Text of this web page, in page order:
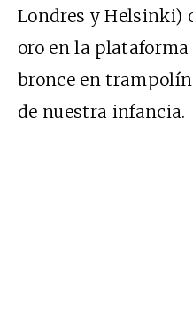
Londres y Helsinki)
oro en la
bronce en
de nuestra infancia.